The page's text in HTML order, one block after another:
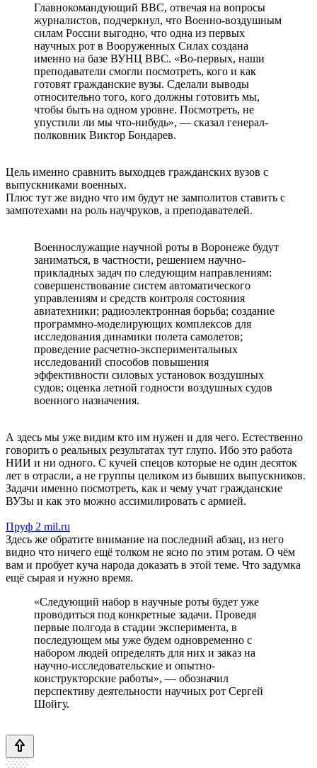
Главнокомандующий ВВС, отвечая на вопросы
журналистов, подчеркнул, что Военно-воздушным
силам России выгодно, что одна из первых
научных рот в Вооруженных Силах создана
именно на базе ВУНЦ ВВС. «Во-первых, наши
преподаватели смогли посмотреть, кого и как
готовят гражданские вузы. Сделали выводы
относительно того, кого должны готовить мы,
чтобы быть на одном уровне. Посмотреть, не
упустили ли мы что-нибудь», — сказал генерал-
полковник Виктор Бондарев.
Цель именно сравнить выходцев гражданских вузов с
выпускниками военных.
Плюс тут же видно что им будут не замполитов ставить с
зампотехами на роль научруков, а преподавателей.
Военнослужащие научной роты в Воронеже будут
заниматься, в частности, решением научно-
прикладных задач по следующим направлениям:
совершенствование систем автоматического
управлениям и средств контроля состояния
авиатехники; радиоэлектронная борьба; создание
программно-моделирующих комплексов для
исследования динамики полета самолетов;
проведение расчетно-экспериментальных
исследований способов повышения
эффективности силовых установок воздушных
судов; оценка летной годности воздушных судов
военного назначения.
А здесь мы уже видим кто им нужен и для чего. Естественно
говорить о реальных результатах тут глупо. Ибо это работа
НИИ и ни одного. С кучей спецов которые не один десяток
лет в отрасли, а не группы целиком из бывших выпускников.
Задачи именно посмотреть, как и чему учат гражданские
ВУЗы и как это можно ассимилировать с армией.
Пруф 2 mil.ru
Здесь же обратите внимание на последний абзац, из него
видно что ничего ещё толком не ясно по этим ротам. О чём
вам и пробует куча народа доказать в этой теме. Что задумка
ещё сырая и нужно время.
«Следующий набор в научные роты будет уже
проводиться под конкретные задачи. Проведя
первые полгода в стадии эксперимента, в
последующем мы уже будем одновременно с
набором людей определять для них и заказ на
научно-исследовательские и опытно-
конструкторские работы», — обозначил
перспективу деятельности научных рот Сергей
Шойгу.